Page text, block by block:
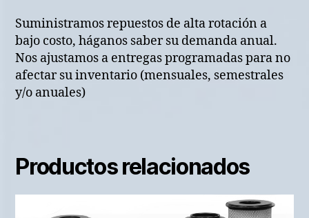
Suministramos repuestos de alta rotación a
bajo costo, háganos saber su demanda anual.
Nos ajustamos a entregas programadas para no
afectar su inventario (mensuales, semestrales
y/o anuales)
Productos relacionados